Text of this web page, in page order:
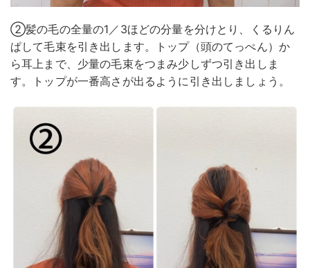
②髪の毛の全量の1／3ほどの分量を分けとり、くるりん
ぱして毛束を引き出します。トップ（頭のてっぺん）か
ら耳上まで、少量の毛束をつまみ少しずつ引き出しま
す。トップが一番高さが出るように引き出しましょう。